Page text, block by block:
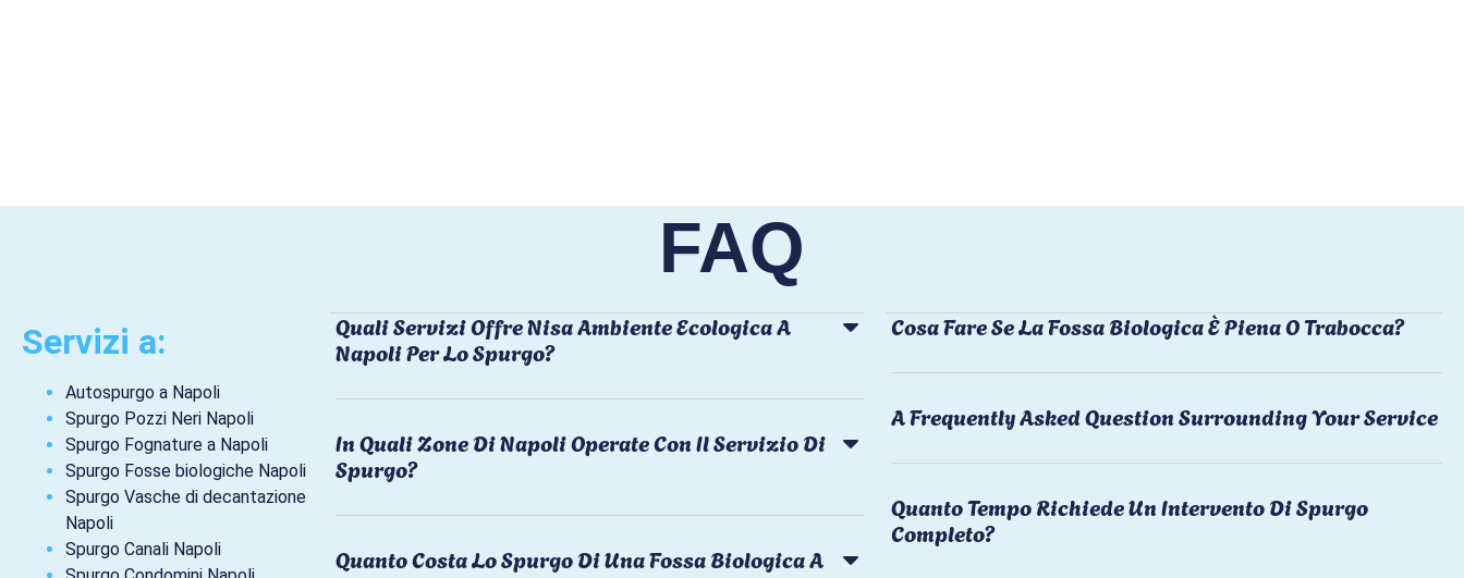
FAQ
Servizi a:
Autospurgo a Napoli
Spurgo Pozzi Neri Napoli
Spurgo Fognature a Napoli
Spurgo Fosse biologiche Napoli
Spurgo Vasche di decantazione
Napoli
Spurgo Canali Napoli
Quali Servizi Offre Nisa Ambiente Ecologica A
Napoli Per Lo Spurgo?
In Quali Zone Di Napoli Operate Con Il Servizio Di
Spurgo?
Quanto Costa Lo Spurgo Di Una Fossa Biologica A
Cosa Fare Se La Fossa Biologica È Piena O Trabocca?
A Frequently Asked Question Surrounding Your Service
Quanto Tempo Richiede Un Intervento Di Spurgo
Completo?